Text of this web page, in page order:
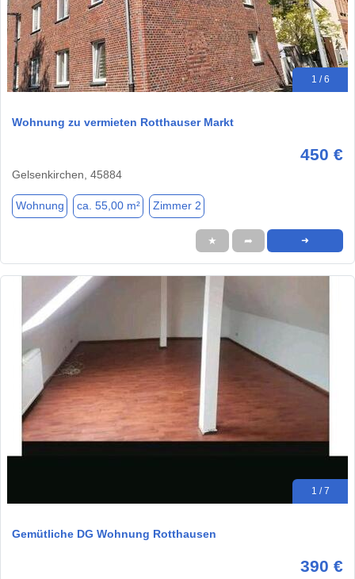
1 / 6
Wohnung zu vermieten Rotthauser Markt
450 €
Gelsenkirchen, 45884
Wohnung ca. 55,00 m² Zimmer 2
★ ➦ ➜
1 / 7
Gemütliche DG Wohnung Rotthausen
390 €